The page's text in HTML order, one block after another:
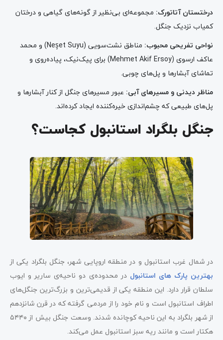
درختستان آتاتورک: مجموعه‌ای بی‌نظیر از گونه‌های گیاهی و درختان
کمیاب نزدیک جنگل.
نواحی تفریحی محبوب:
مناطق نشت‌سویی (Neşet Suyu) و محمد
عاکف ارسوی (Mehmet Akif Ersoy) برای پیک‌نیک، پیاده‌روی و
تماشای آبشارها و پل‌های چوبی.
مناظر دیدنی و مسیرهای آبی: عبور مسیرهای جنگل از کنار آبشارها و
پل‌های طبیعی که چشم‌اندازی خیره‌کننده ایجاد کرده‌اند.
جنگل بلگراد استانبول کجاست؟
در شمال غرب استانبول و در منطقه اروپایی شهر، جنگل بلگراد یکی از
بهترین پارک های استانبول در محدوده‌ی دو ناحیه‌ی ساریر و ایوب
سلطان قرار دارد. این منطقه یکی از قدیمی‌ترین و بزرگ‌ترین جنگل‌های
اطراف استانبول است و نام خود را از مردمی گرفته که در قرن شانزدهم
از شهر بلگراد به این ناحیه کوچانده شدند. وسعت جنگل بیش از ۵۴۴۰
هکتار است و مانند ریه سبز استانبول عمل می‌کند.